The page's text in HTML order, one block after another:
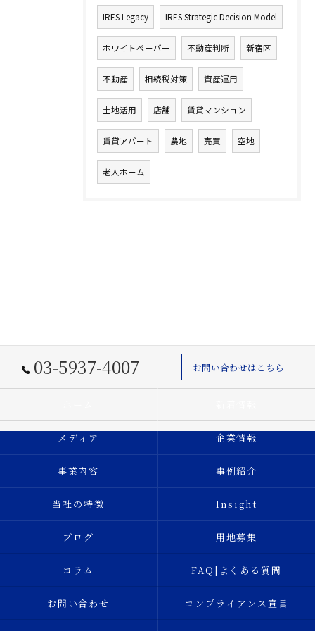
IRES Legacy IRES Strategic Decision Model
ホワイトペーパー 不動産判断 新宿区
不動産 相続税対策 資産運用
土地活用 店舗 賃貸マンション
賃貸アパート 農地 売買 空地
老人ホーム
03-5937-4007 お問い合わせはこちら
メディア 企業情報
事業内容 事例紹介
当社の特徴 Insight
ブログ 用地募集
コラム FAQ|よくある質問
お問い合わせ コンプライアンス宣言